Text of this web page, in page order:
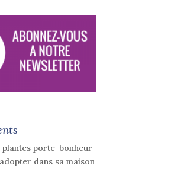
plantes porte-bonheur
dans sa maison